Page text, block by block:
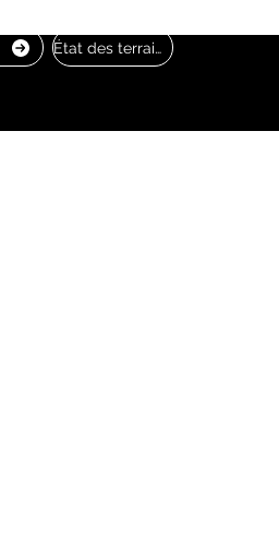
État des terrains